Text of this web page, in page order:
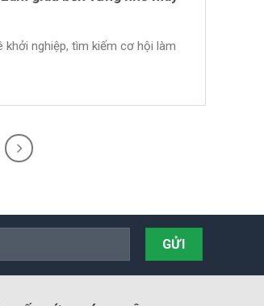
khởi nghiệp, tìm kiếm cơ hội làm